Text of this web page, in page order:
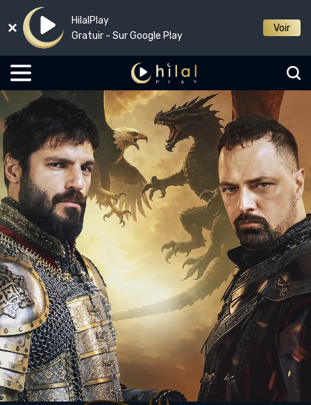
HilalPlay
Gratuir - Sur Google Play
Voir